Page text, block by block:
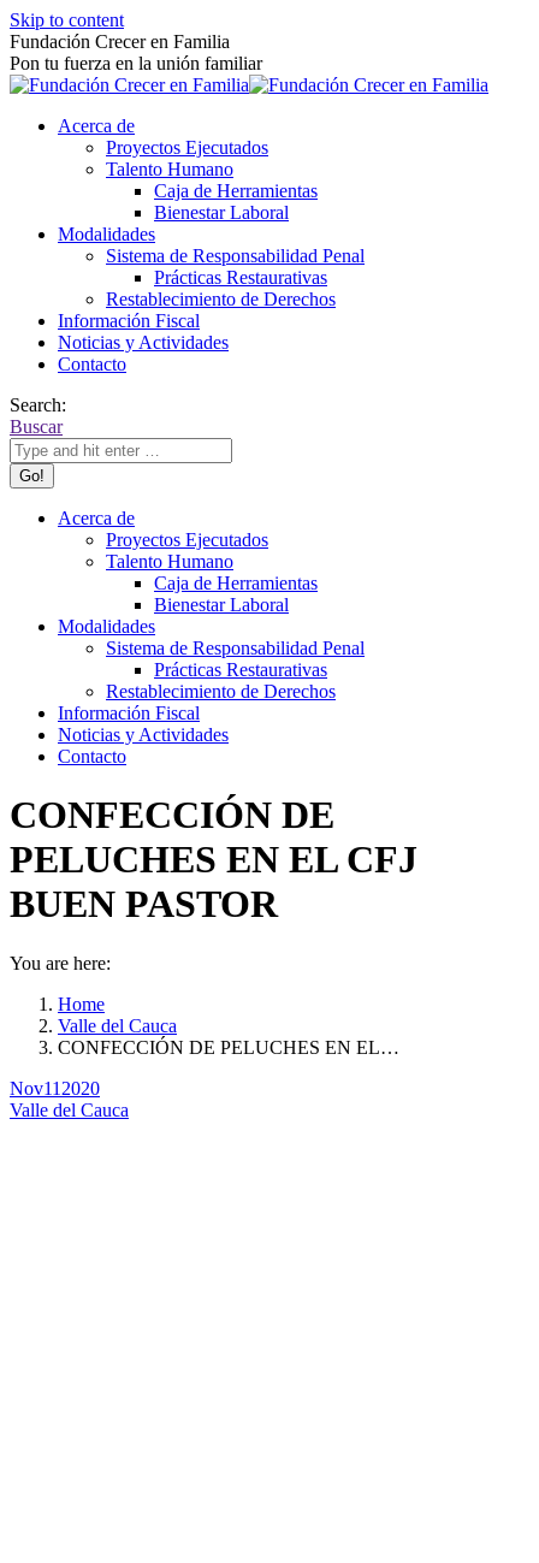
Skip to content
Fundación Crecer en Familia
Pon tu fuerza en la unión familiar
Acerca de
Proyectos Ejecutados
Talento Humano
Caja de Herramientas
Bienestar Laboral
Modalidades
Sistema de Responsabilidad Penal
Prácticas Restaurativas
Restablecimiento de Derechos
Información Fiscal
Noticias y Actividades
Contacto
Search:
Buscar
Acerca de
Proyectos Ejecutados
Talento Humano
Caja de Herramientas
Bienestar Laboral
Modalidades
Sistema de Responsabilidad Penal
Prácticas Restaurativas
Restablecimiento de Derechos
Información Fiscal
Noticias y Actividades
Contacto
CONFECCIÓN DE
PELUCHES EN EL CFJ
BUEN PASTOR
You are here:
Home
Valle del Cauca
CONFECCIÓN DE PELUCHES EN EL…
Nov11 2020
Valle del Cauca